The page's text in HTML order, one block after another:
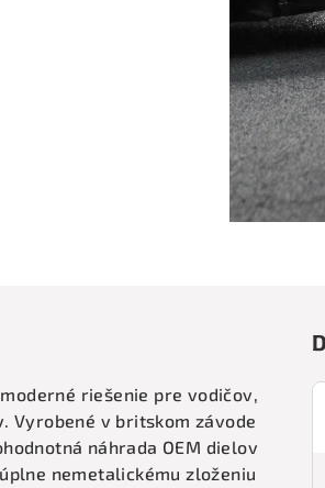
riešenie pre vodičov,
Vyrobené v britskom závode
náhrada OEM dielov
nemetalickému zloženiu